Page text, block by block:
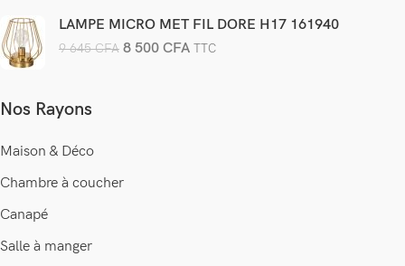
LAMPE MICRO MET FIL DORE H17 161940
9 645CFA 8 500CFA TTC
Nos Rayons
Maison & Déco
Chambre à coucher
Canapé
Salle à manger